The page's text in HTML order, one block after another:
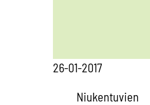
26-01-2017
Niukentuvien